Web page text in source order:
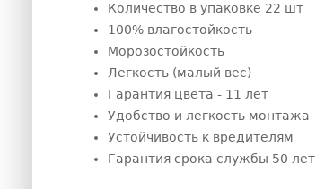
Количество в упаковке 22 шт
100% влагостойкость
Морозостойкость
Легкость (малый вес)
Гарантия цвета - 11 лет
Удобство и легкость монтажа
Устойчивость к вредителям
Гарантия срока службы 50 лет